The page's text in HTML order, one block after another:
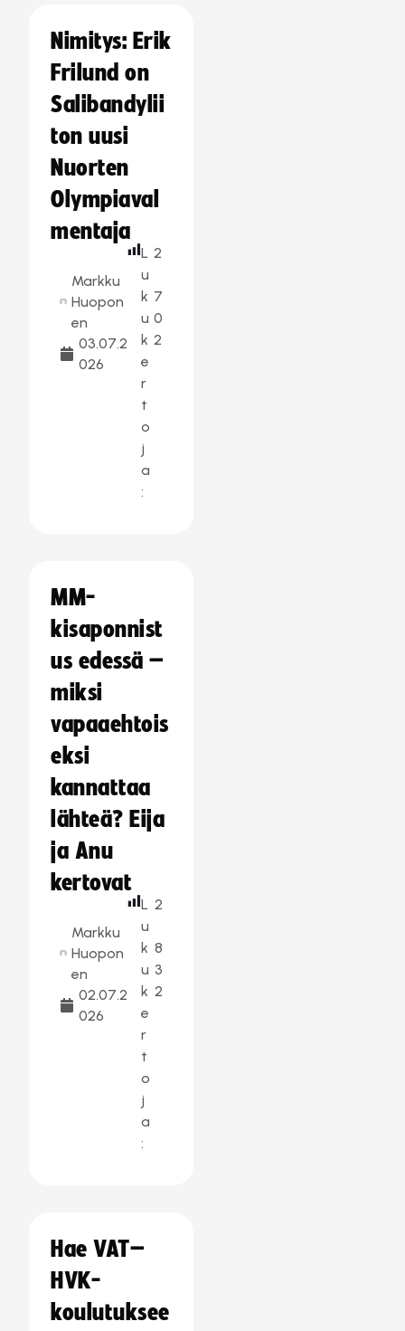
Nimitys: Erik
Frilund on
Salibandylii
ton uusi
Nuorten
Olympiaval
mentaja
Markku
Huopon
en
03.07.2
026
L
u
k
u
k
e
r
t
o
j
a
:
2
7
0
2
MM-
kisaponnist
us edessä –
miksi
vapaaehtois
eksi
kannattaa
lähteä? Eija
ja Anu
kertovat
Markku
Huopon
en
02.07.2
026
L
u
k
u
k
e
r
t
o
j
a
:
2
8
3
2
Hae VAT–
HVK-
koulutuksee